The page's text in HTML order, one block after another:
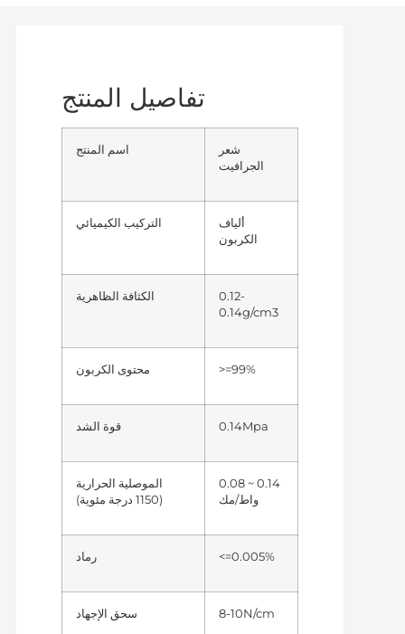
تفاصيل المنتج
اسم المنتج
شعر
الجرافيت
التركيب الكيميائي
ألياف
الكربون
الكثافة الظاهرية
0.12-
0.14g/cm3
محتوى الكربون >=99%
قوة الشد 0.14Mpa
الموصلية الحرارية
0.08 ~ 0.14
واط/مك
رماد <=0.005%
سحق الإجهاد 8-10N/cm